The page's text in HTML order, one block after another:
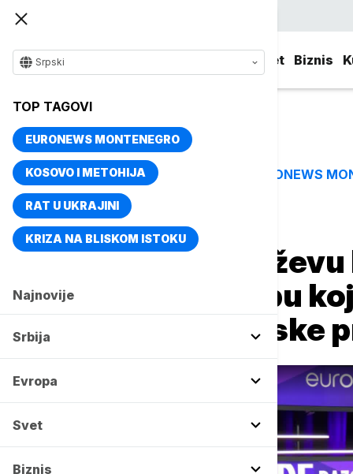
Svet Biznis
Srpski
TOP TAGOVI
EURONEWS MONTENEGRO
KOSOVO I METOHIJA
RAT U UKRAJINI
KRIZA NA BLISKOM ISTOKU
Najnovije
Srbija
Evropa
Svet
Biznis
TOP TAGOVI EURONEWS
Naslovna Srbija
Nagrada za
nostra za izložbu
klasične muzejske